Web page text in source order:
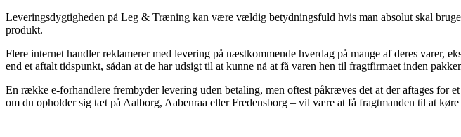
Leveringsdygtigheden på Leg & Træning kan være vældig betydningsfuld hvis man absolut skal
produkt.
Flere internet handler reklamerer med levering på næstkommende hverdag på mange af deres varer,
end et aftalt tidspunkt, sådan at de har udsigt til at kunne nå at få varen hen til fragtfirmaet inden
En række e-forhandlere frembyder levering uden betaling, men oftest påkræves det at der aftages
om du opholder sig tæt på Aalborg, Aabenraa eller Fredensborg – vil være at få fragtmanden til at køre